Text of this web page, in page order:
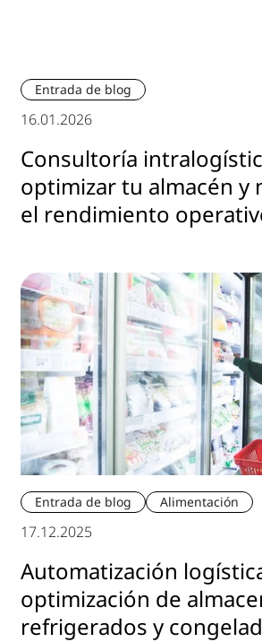
Entrada de blog
16.01.2026
Consultoría
optimizar tu almacén y
el rendimiento
Entrada de blog Alimentación
17.12.2025
Automatización
optimización de
refrigerados y